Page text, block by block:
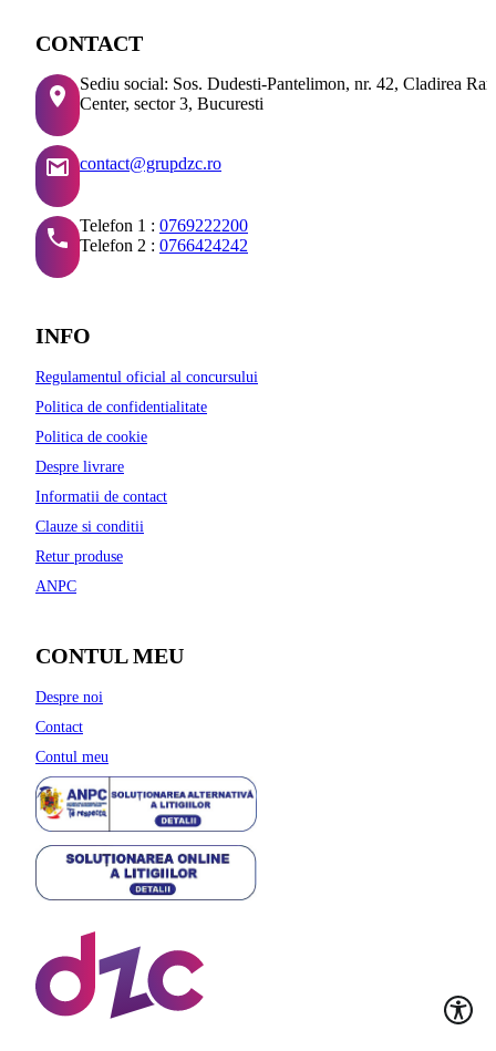
CONTACT
Sediu social: Sos. Dudesti-Pantelimon, nr. 42, Cladirea
Center, sector 3, Bucuresti
contact@grupdzc.ro
Telefon 1 : 0769222200
Telefon 2 : 0766424242
INFO
Regulamentul oficial al concursului
Politica de confidentialitate
Politica de cookie
Despre livrare
Informatii de contact
Clauze si conditii
Retur produse
ANPC
CONTUL MEU
Despre noi
Contact
Contul meu